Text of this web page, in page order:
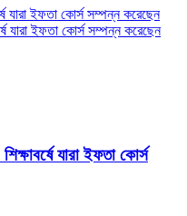
যারা ইফতা কোর্স সম্পন্ন করেছেন
যারা ইফতা কোর্স সম্পন্ন করেছেন
যারা ইফতা কোর্স